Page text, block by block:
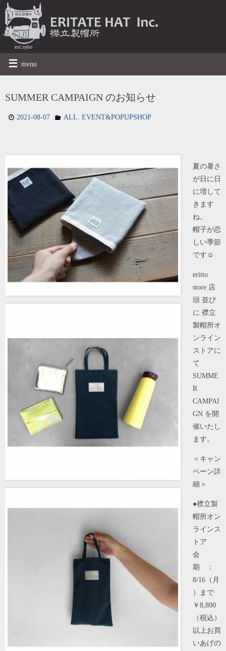
menu
SUMMER CAMPAIGN のお知らせ
2021-08-07 ALL, EVENT&POPUPSHOP
夏の暑さ
が日に日
に増して
きます
ね。
帽子が恋
しい季節
です☺︎
eritto
store 店
頭 並び
に 襟立
製帽所オ
ンライン
ストアに
て
SUMME
R
CAMPAI
GN を開
催いたし
ます。
＜キャン
ペーン詳
細＞
●襟立製
帽所オン
ラインス
トア
会
期 ：
8/16（月
）まで
￥8,800
（税込）
以上お買
いあげの